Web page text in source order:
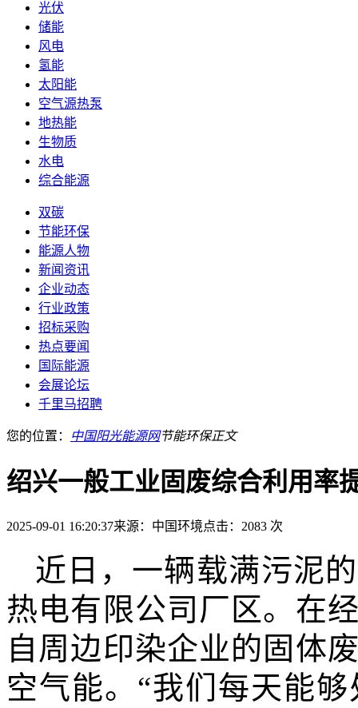
光伏
储能
风电
氢能
太阳能
空气源热泵
地热能
生物质
水电
综合能源
双碳
节能环保
能源人物
新闻资讯
企业动态
行业政策
招标采购
热点要闻
国际能源
会展论坛
千里马招聘
您的位置： 中国阳光能源网节能环保正文
绍兴一般工业固废综合利用率
2025-09-01 16:20:37来源：中国环境点击：2083 次
近日，一辆载满污泥
热电有限公司厂区。在
自周边印染企业的固体
空气能。“我们每天能